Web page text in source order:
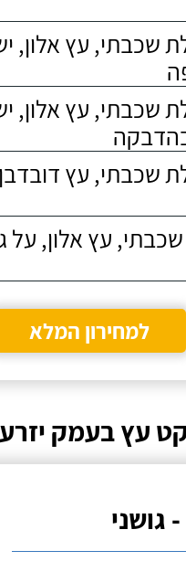
עץ אלון,
עץ אלון,
עץ
עץ אלון, על
למחירון המלא
עץ בעמק